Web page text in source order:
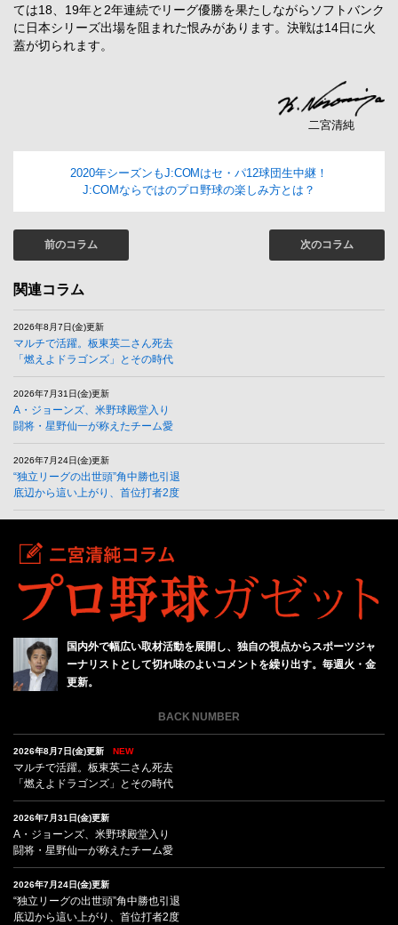
ては18、19年と2年連続でリーグ優勝を果たしながらソフトバンク
に日本シリーズ出場を阻まれた恨みがあります。決戦は14日に火
蓋が切られます。
二宮清純
2020年シーズンもJ:COMはセ・パ12球団生中継！
J:COMならではのプロ野球の楽しみ方とは？
前のコラム 次のコラム
関連コラム
2026年8月7日(金)更新
マルチで活躍。板東英二さん死去
「燃えよドラゴンズ」とその時代
2026年7月31日(金)更新
A・ジョーンズ、米野球殿堂入り
闘将・星野仙一が称えたチーム愛
2026年7月24日(金)更新
“独立リーグの出世頭”角中勝也引退
底辺から這い上がり、首位打者2度
国内外で幅広い取材活動を展開し、独自の視点からスポーツジャ
ーナリストとして切れ味のよいコメントを繰り出す。毎週火・金
更新。
BACK NUMBER
2026年8月7日(金)更新 NEW
マルチで活躍。板東英二さん死去
「燃えよドラゴンズ」とその時代
2026年7月31日(金)更新
A・ジョーンズ、米野球殿堂入り
闘将・星野仙一が称えたチーム愛
2026年7月24日(金)更新
“独立リーグの出世頭”角中勝也引退
底辺から這い上がり、首位打者2度